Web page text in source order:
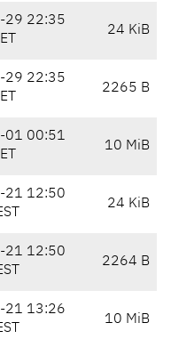
29 22:35
24 KiB
29 22:35
2265 B
01 00:51
10 MiB
21 12:50
24 KiB
21 12:50
2264 B
21 13:26
10 MiB